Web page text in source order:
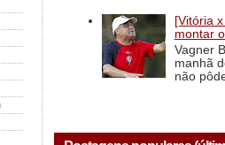
[Vitória
montar
Vagner
manhã
não